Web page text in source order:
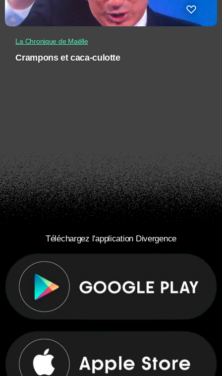
La Chronique de Maëlle
Crampons et caca-culotte
Téléchargez l'application Divergence